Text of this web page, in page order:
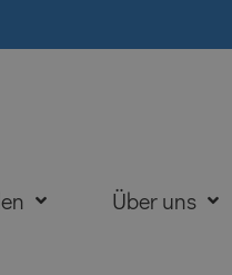
Über uns